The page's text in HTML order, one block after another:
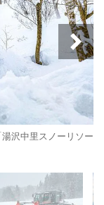
沢中里スノーリソー